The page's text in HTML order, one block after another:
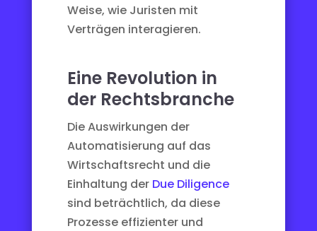
Weise, wie Juristen mit
Verträgen interagieren.
Eine Revolution in
der Rechtsbranche
Die Auswirkungen der
Automatisierung auf das
Wirtschaftsrecht und die
Einhaltung der Due Diligence
sind beträchtlich, da diese
Prozesse effizienter und